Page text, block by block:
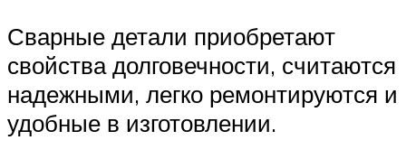
Сварные детали приобретают
свойства долговечности, считаются
надежными, легко ремонтируются и
удобные в изготовлении.